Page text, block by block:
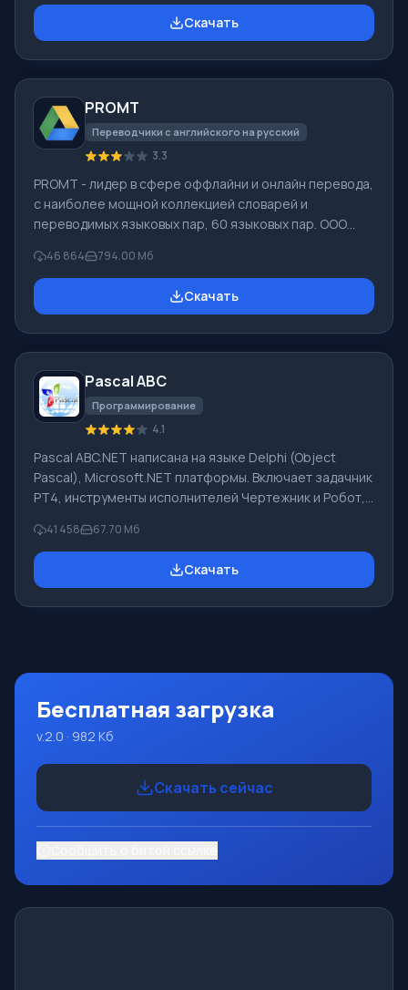
мимо Корзины, скрыты под воздействием
вредоносного программного обеспечения, утеряны
различными устройствами, например, с жесткими
дисками, SS
Скачать
PROMT
Переводчики с английского на русский
3.3
PROMT - лидер в сфере оффлайни и онлайн перевода,
с наиболее мощной коллекцией словарей и
переводимых языковых пар, 60 языковых пар. ООО
разработчик систем перевода для частных
пользователей и корпораций. Программой PROMT
обеспечивается перевод любого текста, пользуясь
русского интерфейса или электронные письма
иностранной компани
46 864 794.00 Мб
Скачать
Pascal ABC
Программирование
4.1
Pascal ABC.NET написана на языке Delphi (Object
Pascal), Microsoft.NET платформы. Включает задачник
PT4, инструменты исполнителей Чертежник и Робот,
изучении программирования. Основное назначение
систем программирования Pascal ABC.NET изучение и
обучение языкам современного программирования.
41 458 67.70 Мб
Скачать
Бесплатная загрузка
v.2.0 · 982 Кб
Скачать сейчас